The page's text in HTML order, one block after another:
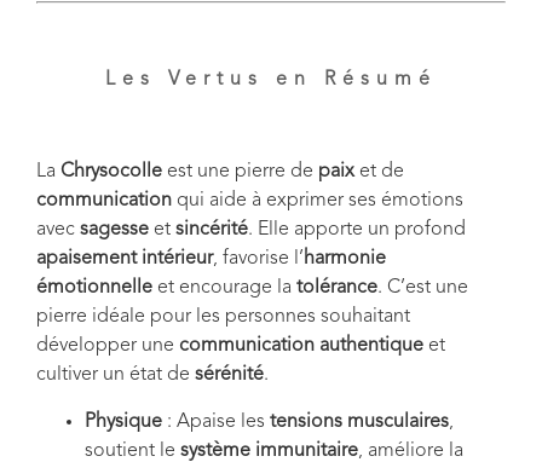
Les Vertus en Résumé
La Chrysocolle est une pierre de paixet de
communication qui aide à exprimer ses émotions
avec sagesse et sincérité. Elle apporte un profond
apaisement intérieur, favorise l’harmonie
émotionnelle et encourage la tolérance. C’est une
pierre idéale pour les personnes souhaitant
développer une communication authentique et
cultiver un état de sérénité.
Physique : Apaise les tensions musculaires,
soutient le système immunitaire, améliore la